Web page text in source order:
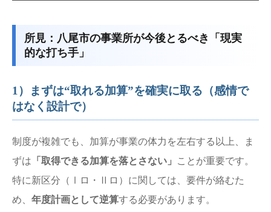
所見：八尾市の事業所が今後とるべき「現実
的な打ち手」
1）まずは“取れる加算”を確実に取る（感情で
はなく設計で）
制度が複雑でも、加算が事業の体力を左右する以上、ま
ずは 「取得できる加算を落とさない」
ことが重要です。
特に新区分（Ⅰロ・Ⅱロ）に関しては、要件が絡むた
め、 年度計画として逆算する必要があります。